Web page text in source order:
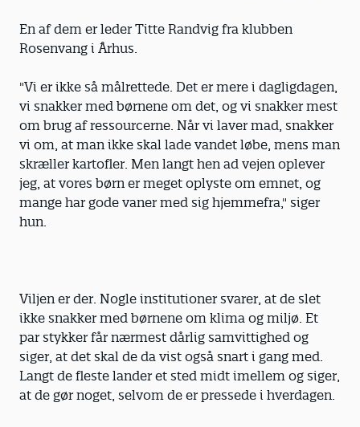
En af dem er leder Titte Randvig fra klubben
Rosenvang i Århus.
"Vi er ikke så målrettede. Det er mere i dagligdagen,
vi snakker med børnene om det, og vi snakker mest
om brug af ressourcerne. Når vi laver mad, snakker
vi om, at man ikke skal lade vandet løbe, mens man
skræller kartofler. Men langt hen ad vejen oplever
jeg, at vores børn er meget oplyste om emnet, og
mange har gode vaner med sig hjemmefra," siger
hun.
Viljen er der. Nogle institutioner svarer, at de slet
ikke snakker med børnene om klima og miljø. Et
par stykker får nærmest dårlig samvittighed og
siger, at det skal de da vist også snart i gang med.
Langt de fleste lander et sted midt imellem og siger,
at de gør noget, selvom de er pressede i hverdagen.